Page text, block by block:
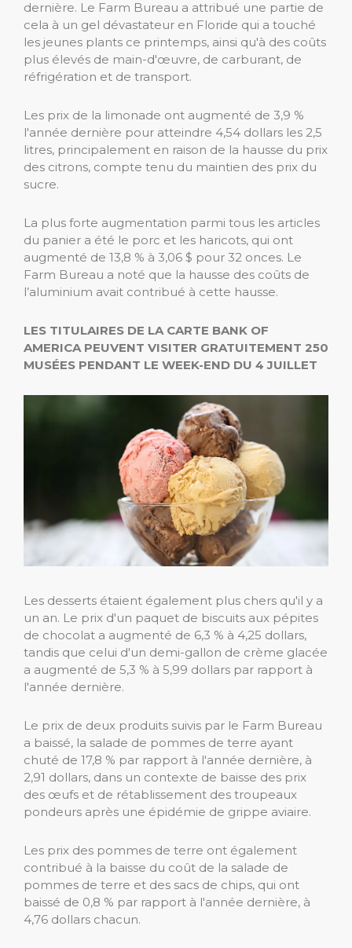
dernière. Le Farm Bureau a attribué une partie de
cela à un gel dévastateur en Floride qui a touché
les jeunes plants ce printemps, ainsi qu'à des coûts
plus élevés de main-d'œuvre, de carburant, de
réfrigération et de transport.
Les prix de la limonade ont augmenté de 3,9 %
l'année dernière pour atteindre 4,54 dollars les 2,5
litres, principalement en raison de la hausse du prix
des citrons, compte tenu du maintien des prix du
sucre.
La plus forte augmentation parmi tous les articles
du panier a été le porc et les haricots, qui ont
augmenté de 13,8 % à 3,06 $ pour 32 onces. Le
Farm Bureau a noté que la hausse des coûts de
l’aluminium avait contribué à cette hausse.
LES TITULAIRES DE LA CARTE BANK OF
AMERICA PEUVENT VISITER GRATUITEMENT 250
MUSÉES PENDANT LE WEEK-END DU 4 JUILLET
Les desserts étaient également plus chers qu'il y a
un an. Le prix d'un paquet de biscuits aux pépites
de chocolat a augmenté de 6,3 % à 4,25 dollars,
tandis que celui d'un demi-gallon de crème glacée
a augmenté de 5,3 % à 5,99 dollars par rapport à
l'année dernière.
Le prix de deux produits suivis par le Farm Bureau
a baissé, la salade de pommes de terre ayant
chuté de 17,8 % par rapport à l'année dernière, à
2,91 dollars, dans un contexte de baisse des prix
des œufs et de rétablissement des troupeaux
pondeurs après une épidémie de grippe aviaire.
Les prix des pommes de terre ont également
contribué à la baisse du coût de la salade de
pommes de terre et des sacs de chips, qui ont
baissé de 0,8 % par rapport à l'année dernière, à
4,76 dollars chacun.